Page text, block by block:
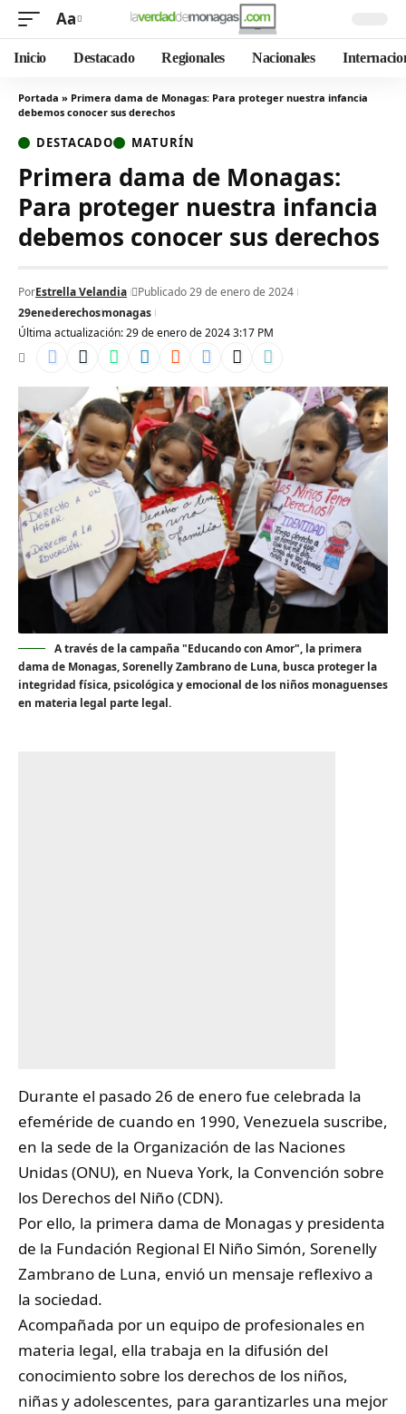
Aa
Inicio Destacado Regionales Nacionales
Portada » Primera dama de Monagas: Para proteger nuestra infancia
debemos conocer sus derechos
DESTACADO MATURÍN
Primera dama de Monagas:
Para proteger nuestra infancia
debemos conocer sus derechos
Última actualización: 29 de enero de 2024 3:17 PM
PorEstrella Velandia
Publicado 29 de enero de 2024
29enederechosmonagas
A través de la campaña "Educando con Amor", la primera
dama de Monagas, Sorenelly Zambrano de Luna, busca proteger la
integridad física, psicológica y emocional de los niños monaguenses
en materia legal parte legal.
Durante el pasado 26 de enero fue celebrada la
efeméride de cuando en 1990, Venezuela suscribe,
en la sede de la Organización de las Naciones
Unidas (ONU), en Nueva York, la Convención sobre
los Derechos del Niño (CDN).
Por ello, la primera dama de Monagas y presidenta
de la Fundación Regional El Niño Simón, Sorenelly
Zambrano de Luna, envió un mensaje reflexivo a
la sociedad.
Acompañada por un equipo de profesionales en
materia legal, ella trabaja en la difusión del
conocimiento sobre los derechos de los niños,
niñas y adolescentes, para garantizarles una mejor